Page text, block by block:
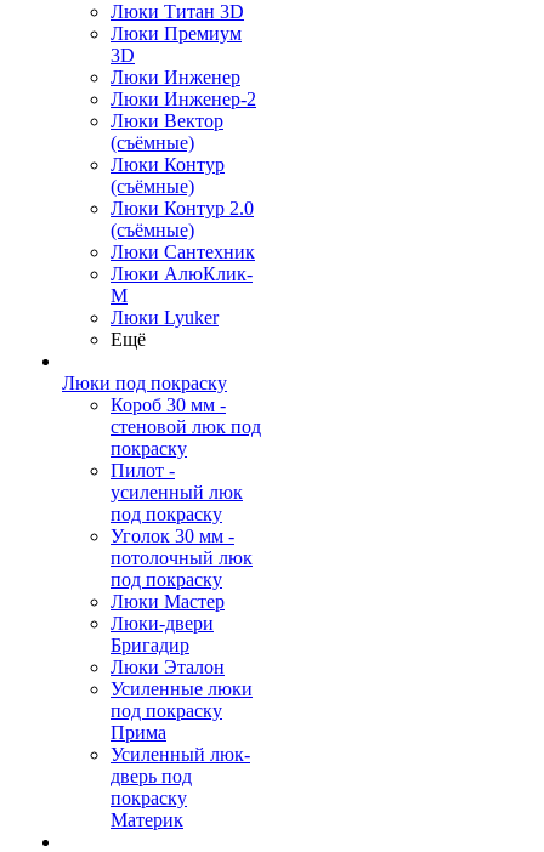
Люки Титан 3D
Люки Премиум
3D
Люки Инженер
Люки Инженер-2
Люки Вектор
(съёмные)
Люки Контур
(съёмные)
Люки Контур 2.0
(съёмные)
Люки Сантехник
Люки АлюКлик-
М
Люки Lyuker
Ещё
Люки под покраску
Короб 30 мм -
стеновой люк под
покраску
Пилот -
усиленный люк
под покраску
Уголок 30 мм -
потолочный люк
под покраску
Люки Мастер
Люки-двери
Бригадир
Люки Эталон
Усиленные люки
под покраску
Прима
Усиленный люк-
дверь под
покраску
Материк